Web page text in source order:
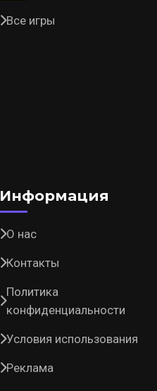
Все игры
Информация
О нас
Контакты
Политика
конфиденциальности
Условия использования
Реклама